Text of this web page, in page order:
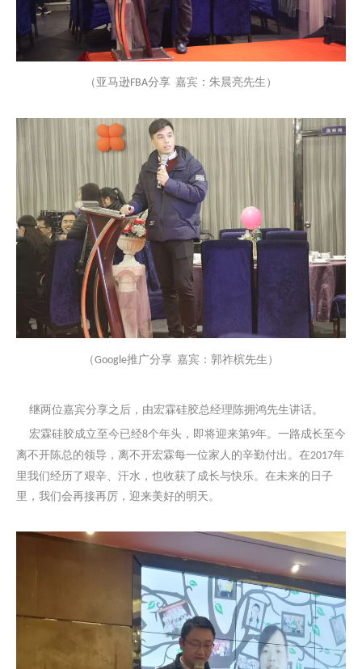
（亚马逊FBA分享 嘉宾：朱晨亮先生）
（Google推广分享 嘉宾：郭祚槟先生）
继两位嘉宾分享之后，由宏霖硅胶总经理陈拥鸿先生讲话。
宏霖硅胶成立至今已经8个年头，即将迎来第9年。一路成长至今
离不开陈总的领导，离不开宏霖每一位家人的辛勤付出。在2017年
里我们经历了艰辛、汗水，也收获了成长与快乐。在未来的日子
里，我们会再接再厉，迎来美好的明天。